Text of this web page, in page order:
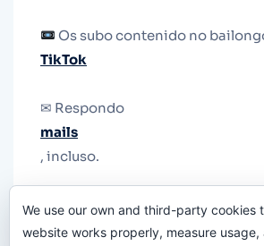
Os subo contenido no
TikTok
✉ Respondo
mails
, incluso.
le quiten el teléfono.
We use our own and third-party cookies
website works properly, measure